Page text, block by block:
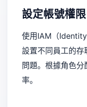
設定帳號權限
使用IAM（
設置不同員工的存
問題。根據角色
率。